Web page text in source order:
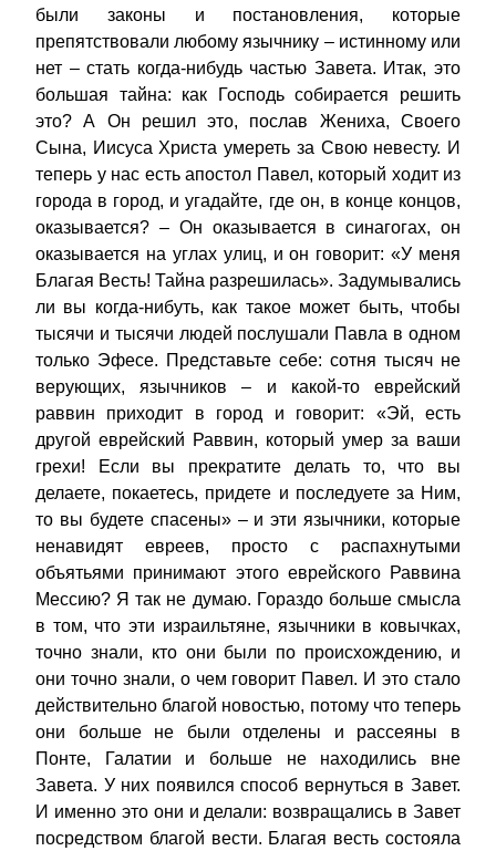
были законы и постановления, которые
препятствовали любому язычнику – истинному или
нет – стать когда-нибудь частью Завета. Итак, это
большая тайна: как Господь собирается решить
это? А Он решил это, послав Жениха, Своего
Сына, Иисуса Христа умереть за Свою невесту. И
теперь у нас есть апостол Павел, который ходит из
города в город, и угадайте, где он, в конце концов,
оказывается? – Он оказывается в синагогах, он
оказывается на углах улиц, и он говорит: «У меня
Благая Весть! Тайна разрешилась». Задумывались
ли вы когда-нибуть, как такое может быть, чтобы
тысячи и тысячи людей послушали Павла в одном
только Эфесе. Представьте себе: сотня тысяч не
верующих, язычников – и какой-то еврейский
раввин приходит в город и говорит: «Эй, есть
другой еврейский Раввин, который умер за ваши
грехи! Если вы прекратите делать то, что вы
делаете, покаетесь, придете и последуете за Ним,
то вы будете спасены» – и эти язычники, которые
ненавидят евреев, просто с распахнутыми
объятьями принимают этого еврейского Раввина
Мессию? Я так не думаю. Гораздо больше смысла
в том, что эти израильтяне, язычники в ковычках,
точно знали, кто они были по происхождению, и
они точно знали, о чем говорит Павел. И это стало
действительно благой новостью, потому что теперь
они больше не были отделены и рассеяны в
Понте, Галатии и больше не находились вне
Завета. У них появился способ вернуться в Завет.
И именно это они и делали: возвращались в Завет
посредством благой вести. Благая весть состояла